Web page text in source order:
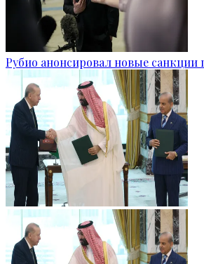
Рубио анонсировал новые санкции